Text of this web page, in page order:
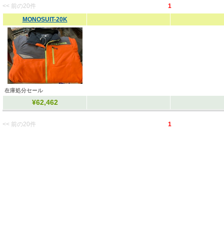
<< 前の20件
1
MONOSUIT-20K
在庫処分セール
¥62,462
<< 前の20件 1